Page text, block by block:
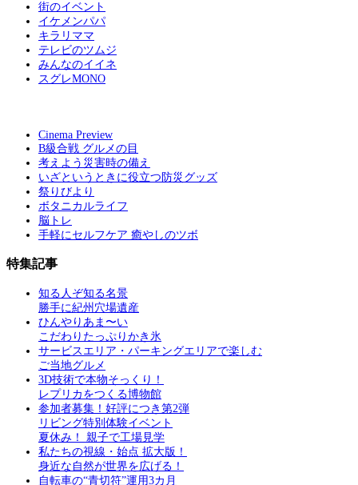
街のイベント
イケメンパパ
キラリママ
テレビのツムジ
みんなのイイネ
スグレMONO
Cinema Preview
B級合戦 グルメの目
考えよう災害時の備え
いざというときに役立つ防災グッズ
祭りびより
ボタニカルライフ
脳トレ
手軽にセルフケア 癒やしのツボ
特集記事
知る人ぞ知る名景
勝手に紀州穴場遺産
ひんやりあま〜い
こだわりたっぷりかき氷
サービスエリア・パーキングエリアで楽しむ
ご当地グルメ
3D技術で本物そっくり！
レプリカをつくる博物館
参加者募集！好評につき第2弾
リビング特別体験イベント
夏休み！ 親子で工場見学
私たちの視線・始点 拡大版！
身近な自然が世界を広げる！
自転車の“青切符”運用3カ月